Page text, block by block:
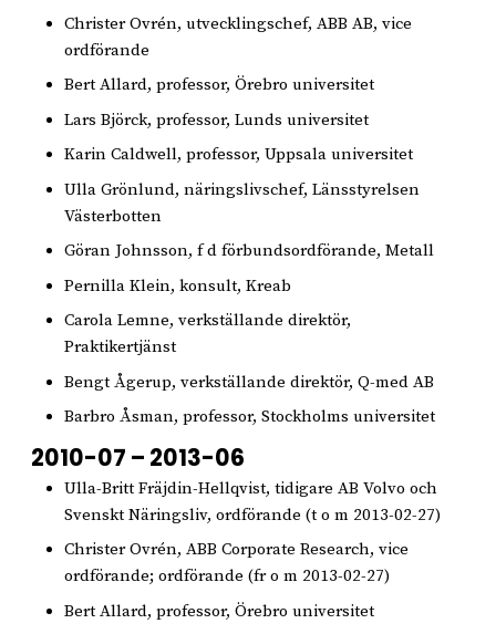
Christer Ovrén, utvecklingschef, ABB AB, vice
ordförande
Bert Allard, professor, Örebro universitet
Lars Björck, professor, Lunds universitet
Karin Caldwell, professor, Uppsala universitet
Ulla Grönlund, näringslivschef, Länsstyrelsen
Västerbotten
Göran Johnsson, f d förbundsordförande, Metall
Pernilla Klein, konsult, Kreab
Carola Lemne, verkställande direktör,
Praktikertjänst
Bengt Ågerup, verkställande direktör, Q-med AB
Barbro Åsman, professor, Stockholms universitet
2010-07 – 2013-06
Ulla-Britt Fräjdin-Hellqvist, tidigare AB Volvo och
Svenskt Näringsliv, ordförande (t o m 2013-02-27)
Christer Ovrén, ABB Corporate Research, vice
ordförande; ordförande (fr o m 2013-02-27)
Bert Allard, professor, Örebro universitet